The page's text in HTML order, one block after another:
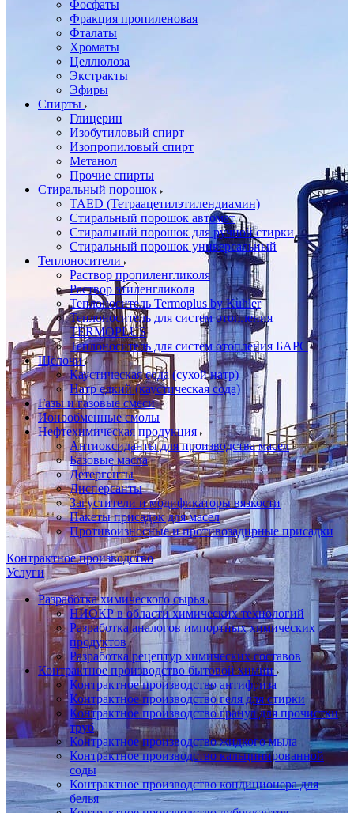
Фосфаты
Фракция пропиленовая
Фталаты
Хроматы
Целлюлоза
Экстракты
Эфиры
Спирты
Глицерин
Изобутиловый спирт
Изопропиловый спирт
Метанол
Прочие спирты
Стиральный порошок
TAED (Тетраацетилэтилендиамин)
Стиральный порошок автомат
Стиральный порошок для ручной стирки
Стиральный порошок универсальный
Теплоносители
Раствор пропиленгликоля
Раствор этиленгликоля
Теплоноситель Termoplus by Kuhler
Теплоноситель для систем отопления
TERMOPLUS
Теплоноситель для систем отопления БАРС
Щёлочи
Каустическая сода (сухой натр)
Натр едкий (каустическая сода)
Газы и газовые смеси
Ионообменные смолы
Нефтехимическая продукция
Антиоксиданты для производства масел
Базовые масла
Детергенты
Дисперсанты
Загустители и модификаторы вязкости
Пакеты присадок для масел
Противоизносные и противозадирные присадки
Контрактное производство
Услуги
Разработка химического сырья
НИОКР в области химических технологий
Разработка аналогов импортных химических
продуктов
Разработка рецептур химических составов
Контрактное производство бытовой химии
Контрактное производство антифриза
Контрактное производство геля для стирки
Контрактное производство гранул для прочистки
труб
Контрактное производство жидкого мыла
Контрактное производство кальцинированной
соды
Контрактное производство кондиционера для
белья